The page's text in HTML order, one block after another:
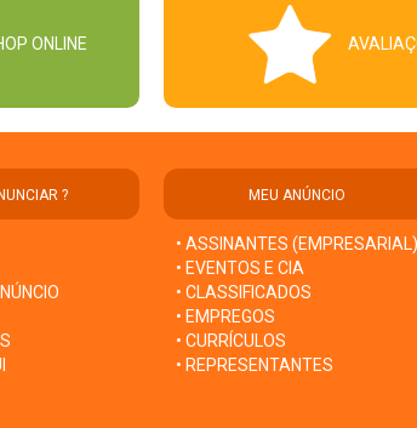
ONLINE
? MEU ANÚNCIO
• ASSINANTES (EMPRESARIAL)
• EVENTOS E CIA
• CLASSIFICADOS
• EMPREGOS
• CURRÍCULOS
• REPRESENTANTES